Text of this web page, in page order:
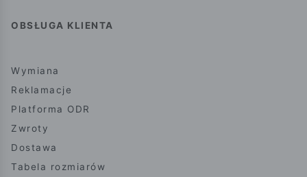
OBSŁUGA KLIENTA
Wymiana
Reklamacje
Platforma ODR
Zwroty
Dostawa
Tabela rozmiarów